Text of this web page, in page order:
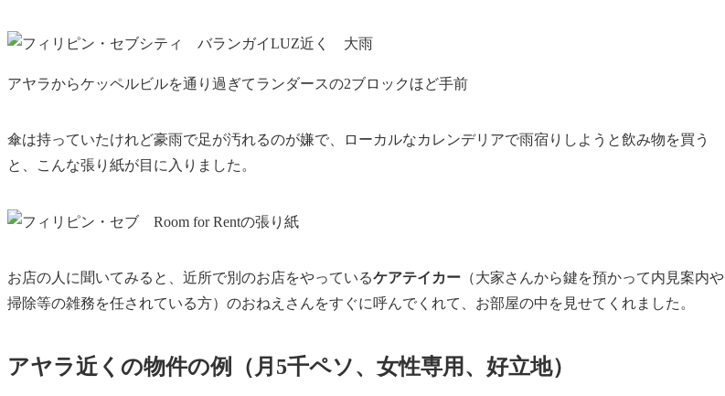
アヤラからケッペルビルを通り過ぎてランダースの2ブロックほど手前
傘は持っていたけれど豪雨で足が汚れるのが嫌で、ローカルなカレンデリアで雨宿りしようと飲み物を買う
と、こんな張り紙が目に入りました。
お店の人に聞いてみると、近所で別のお店をやっているケアテイカー （大家さんから鍵を預かって内見案内や
掃除等の雑務を任されている方）のおねえさんをすぐに呼んでくれて、お部屋の中を見せてくれました。
アヤラ近くの物件の例（月5千ペソ、女性専用、好立地）